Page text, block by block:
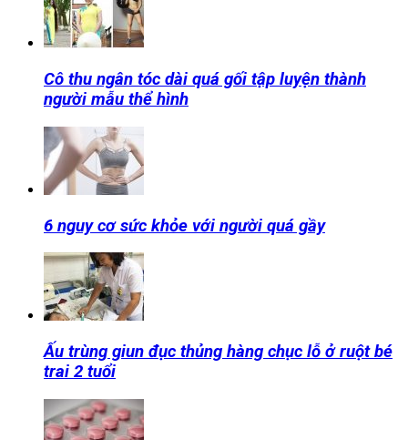
Cô thu ngân tóc dài quá gối tập luyện thành
người mẫu thể hình
6 nguy cơ sức khỏe với người quá gầy
Ấu trùng giun đục thủng hàng chục lỗ ở ruột bé
trai 2 tuổi